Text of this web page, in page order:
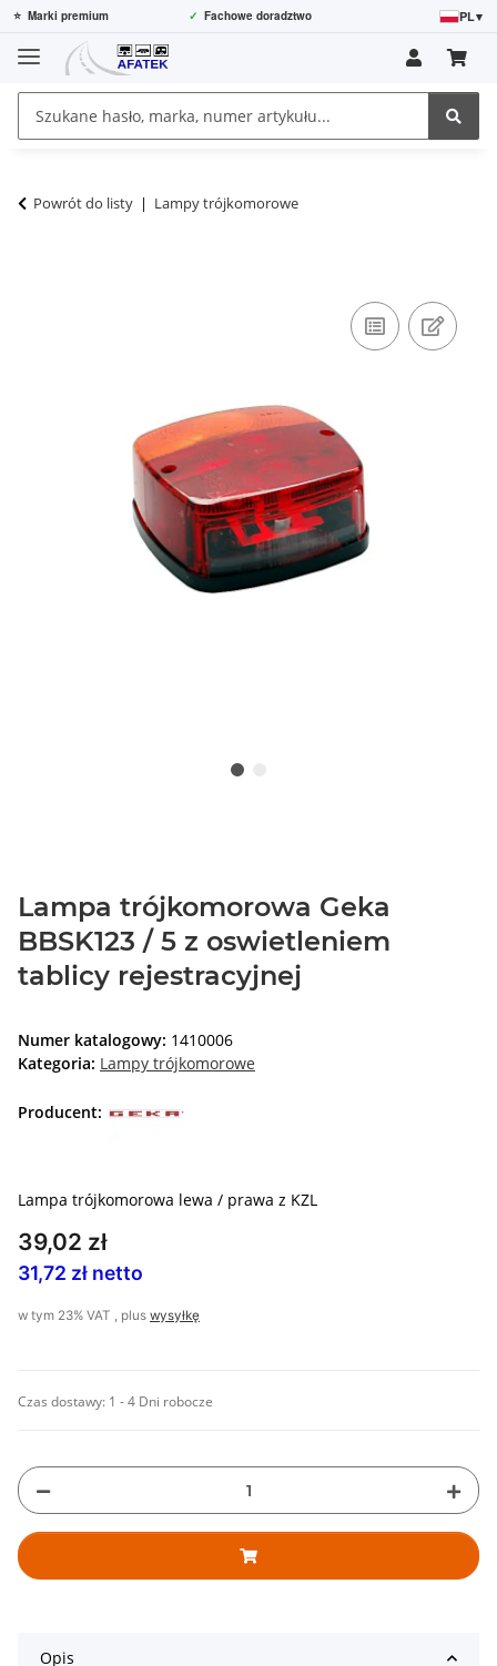
⭐ Marki premium ✓ Fachowe doradztwo PL▾
Powrót do listy Lampy trójkomorowe
Lampa trójkomorowa Geka
BBSK123 / 5 z oswietleniem
tablicy rejestracyjnej
Numer katalogowy: 1410006
Kategoria: Lampy trójkomorowe
Producent:
Lampa trójkomorowa lewa / prawa z KZL
39,02 zł
31,72 zł netto
w tym 23% VAT , plus wysyłkę
Czas dostawy: 1 - 4 Dni robocze
Opis